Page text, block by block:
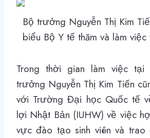
Bộ trưởng Nguyễn Thị Kim
biểu Bộ Y tế thăm và làm việc
Trong thời gian làm việc tại
trưởng Nguyễn Thị Kim Tiến
với Trường Đại học Quốc tế
lợi Nhật Bản (IUHW) về việc
vực đào tạo sinh viên và trao